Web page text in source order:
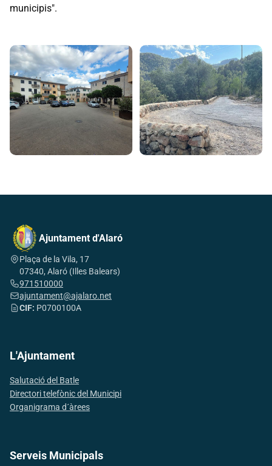
municipis".
Ajuntament d'Alaró
Plaça de la Vila, 17
07340, Alaró (Illes Balears)
971510000
ajuntament@ajalaro.net
CIF: P0700100A
L'Ajuntament
Salutació del Batle
Directori telefònic del Municipi
Organigrama d´àrees
Serveis Municipals